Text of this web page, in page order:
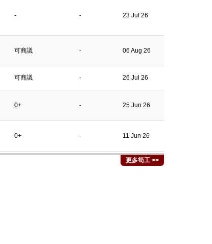
- - 23 Jul 26
可商議 - 06 Aug 26
可商議 - 26 Jul 26
0+ - 25 Jun 26
0+ - 11 Jun 26
更多筍工 >>